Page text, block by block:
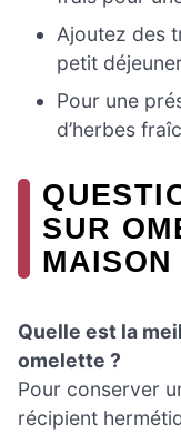
Ajoutez des
petit
Pour une
d’herbes
SUR
MAISON
Quelle est la
omelette ?
Pour conserver
récipient